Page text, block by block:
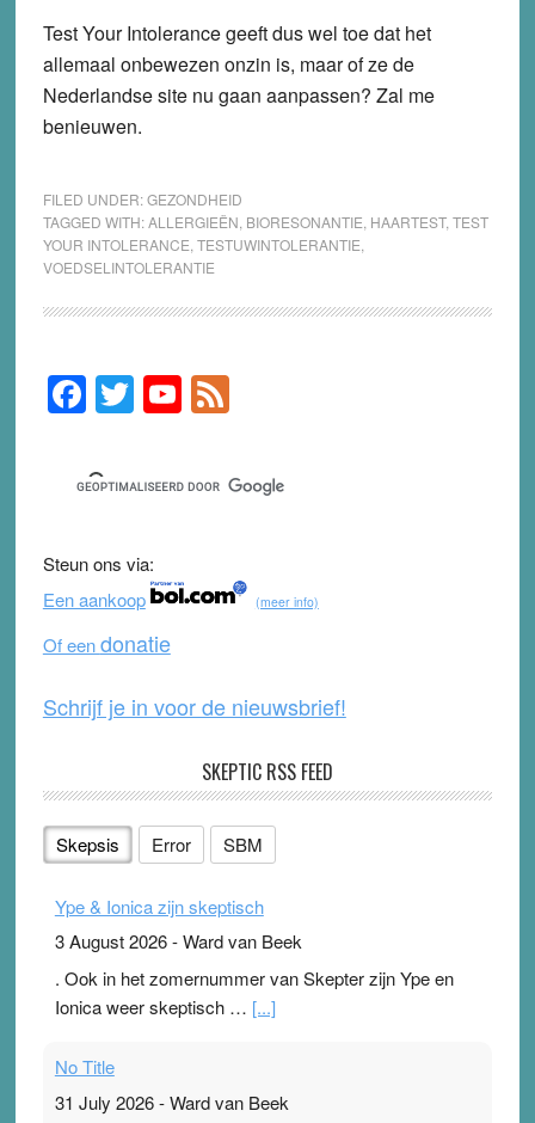
Test Your Intolerance geeft dus wel toe dat het
allemaal onbewezen onzin is, maar of ze de
Nederlandse site nu gaan aanpassen? Zal me
benieuwen.
FILED UNDER:GEZONDHEID
TAGGED WITH:ALLERGIEËN BIORESONANTIE HAARTEST, TEST
YOUR INTOLERANCE TESTUWINTOLERANTIE
VOEDSELINTOLERANTIE
Primary
Sidebar
F
a
c
e
b
o
o
k
T
wi
tt
er
Y
o
u
T
b
e
F
e
d
Steun ons via:
Een aankoop
(meer info)
Of eendonatie
Schrijf je in voor de nieuwsbrief!
SKEPTIC RSS FEED
Skepsis Error SBM
Ype & Ionica zijn skeptisch
3 August 2026-Ward van Beek
. Ook in het zomernummer van Skepter zijn Ype en
Ionica weer skeptisch … [...]
No Title
31 July 2026-Ward van Beek